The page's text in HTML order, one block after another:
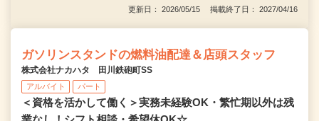
更新日： 2026/05/15 掲載終了日： 2027/04/16
ガソリンスタンドの燃料油配達＆店頭スタッフ
株式会社ナカハタ 田川鉄砲町SS
アルバイト パート
＜資格を活かして働く＞実務未経験OK・繁忙期以外は残